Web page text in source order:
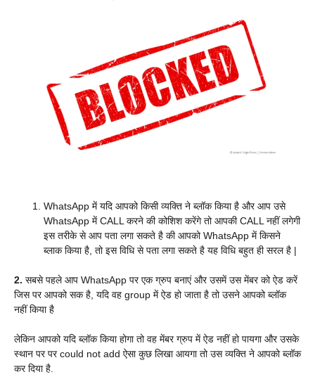
WhatsApp में यदि आपको किसी व्यक्ति ने ब्लॉक किया है और आप उसे
WhatsApp में CALL करने की कोशिश करेंगे तो आपकी CALL नहीं लगेगी
इस तरीके से आप पता लगा सकते है की आपको WhatsApp में किसने
ब्लाक किया है, तो इस विधि से पता लगा सकते है यह विधि बहुत ही सरल है |
2. सबसे पहले आप WhatsApp पर एक ग्रुप बनाएं और उसमें उस मेंबर को ऐड करें
जिस पर आपको सक है, यदि वह group में ऐड हो जाता है तो उसने आपको ब्लॉक
नहीं किया है
लेकिन आपको यदि ब्लॉक किया होगा तो वह मेंबर ग्रुप में ऐड नहीं हो पायगा और उसके
स्थान पर पर could not add ऐसा कुछ लिखा आयगा तो उस व्यक्ति ने आपको ब्लॉक
कर दिया है.